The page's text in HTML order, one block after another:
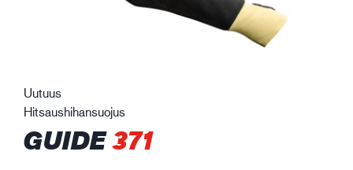
Uutuus
Hitsaushihansuojus
GUIDE371